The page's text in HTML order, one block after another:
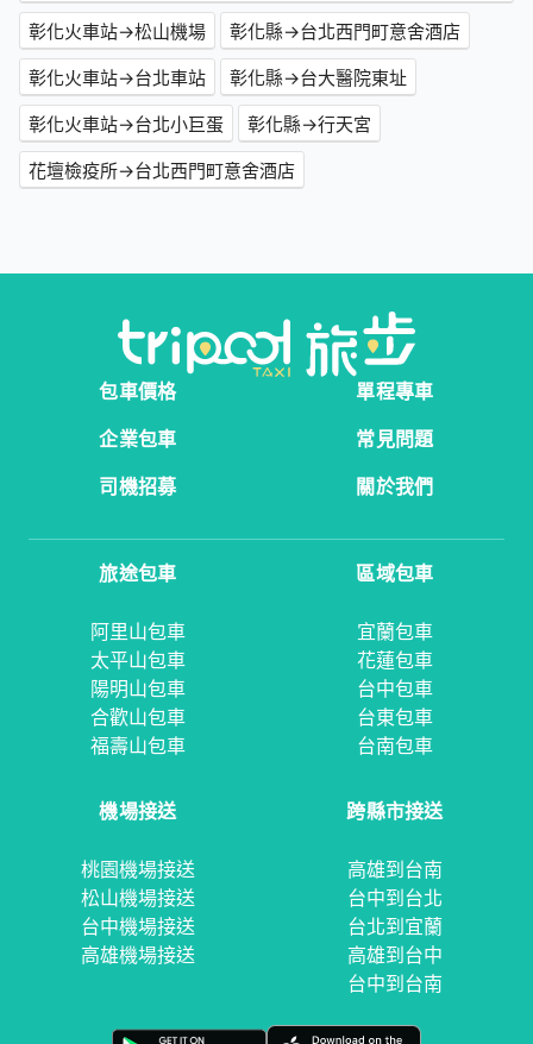
彰化火車站→松山機場
彰化縣→台北西門町意舍酒店
彰化火車站→台北車站
彰化縣→台大醫院東址
彰化火車站→台北小巨蛋
彰化縣→行天宮
花壇檢疫所→台北西門町意舍酒店
包車價格
單程專車
企業包車
常見問題
司機招募
關於我們
旅途包車
阿里山包車
太平山包車
陽明山包車
合歡山包車
福壽山包車
區域包車
宜蘭包車
花蓮包車
台中包車
台東包車
台南包車
機場接送
桃園機場接送
松山機場接送
台中機場接送
高雄機場接送
跨縣市接送
高雄到台南
台中到台北
台北到宜蘭
高雄到台中
台中到台南